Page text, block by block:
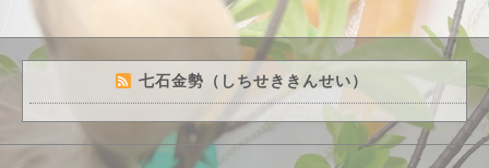
七石金勢（しちせききんせい）